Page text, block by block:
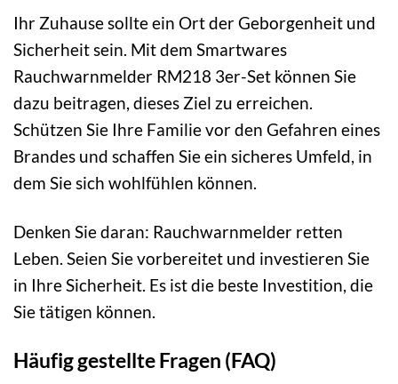
Ihr Zuhause sollte ein Ort der Geborgenheit und
Sicherheit sein. Mit dem Smartwares
Rauchwarnmelder RM218 3er-Set können Sie
dazu beitragen, dieses Ziel zu erreichen.
Schützen Sie Ihre Familie vor den Gefahren eines
Brandes und schaffen Sie ein sicheres Umfeld, in
dem Sie sich wohlfühlen können.
Denken Sie daran: Rauchwarnmelder retten
Leben. Seien Sie vorbereitet und investieren Sie
in Ihre Sicherheit. Es ist die beste Investition, die
Sie tätigen können.
Häufig gestellte Fragen (FAQ)